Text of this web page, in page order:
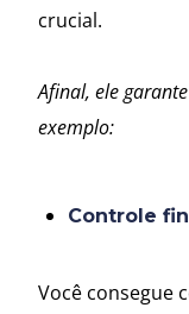
crucial.
Afinal, ele
exemplo:
Controle
Você consegue